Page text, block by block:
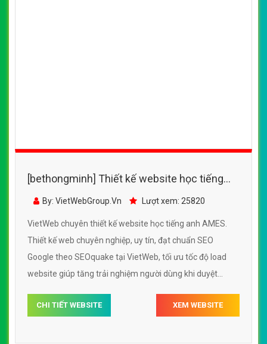
[bethongminh] Thiết kế website học tiếng
anh AMES đẹp, chuyên nghiệp chuẩn SEO
By: VietWebGroup.Vn Lượt xem: 25820
VietWeb chuyên thiết kế website học tiếng anh AMES.
Thiết kế web chuyên nghiệp, uy tín, đạt chuẩn SEO
Google theo SEOquake tại VietWeb, tối ưu tốc độ load
website giúp tăng trải nghiệm người dùng khi duyệt
CHI TIẾT WEBSITE XEM WEBSITE